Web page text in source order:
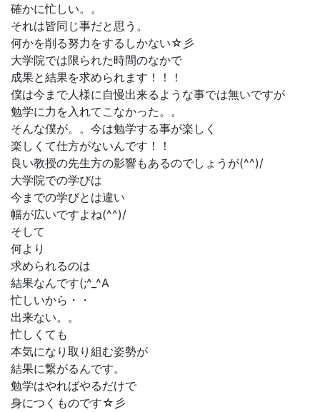
確かに忙しい。。
それは皆同じ事だと思う。
何かを削る努力をするしかない☆彡
大学院では限られた時間のなかで
成果と結果を求められます！！！
僕は今まで人様に自慢出来るような事では無いですが
勉学に力を入れてこなかった。。
そんな僕が。。今は勉学する事が楽しく
楽しくて仕方がないんです！！
良い教授の先生方の影響もあるのでしょうが(^^)/
大学院での学びは
今までの学びとは違い
幅が広いですよね(^^)/
そして
何より
求められるのは
結果なんです(;^_^A
忙しいから・・
出来ない。。
忙しくても
本気になり取り組む姿勢が
結果に繋がるんです。
勉学はやればやるだけで
身につくものです☆彡